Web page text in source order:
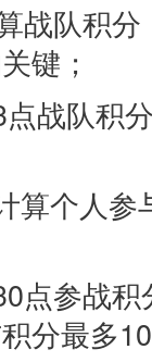
战队积
键；
战队积
算个人
点参战
分最多